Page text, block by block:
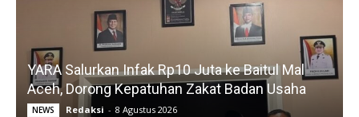
YARA Salurkan Infak Rp10 Juta ke Baitul Mal
Aceh, Dorong Kepatuhan Zakat Badan Usaha
NEWS Redaksi - 8 Agustus 2026